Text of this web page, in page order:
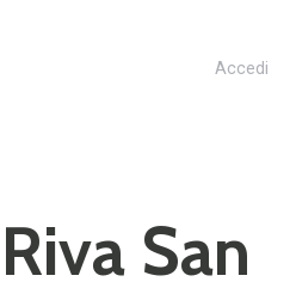
Accedi
San